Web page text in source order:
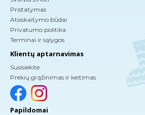
Pristatymas
Atsiskaitymo būdai
Privatumo politika
Terminai ir sąlygos
Klientų aptarnavimas
Susisiekite
Prekių grąžinimas ir keitimas
Papildomai